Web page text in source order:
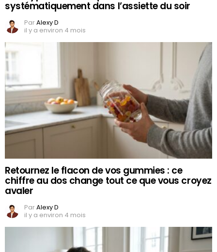
systématiquement dans l’assiette du soir
ParAlexy D
il y a environ 4 mois
Retournez le flacon de vos gummies : ce
chiffre au dos change tout ce que vous croyez
avaler
ParAlexy D
il y a environ 4 mois